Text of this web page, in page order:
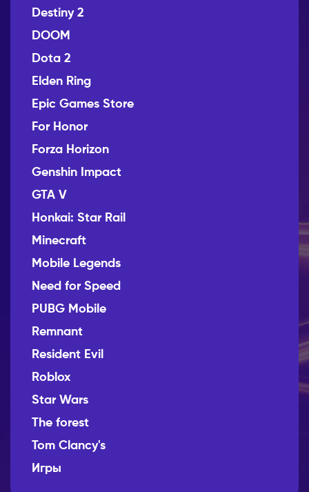
Destiny 2
DOOM
Dota 2
Elden Ring
Epic Games Store
For Honor
Forza Horizon
Genshin Impact
GTA V
Honkai: Star Rail
Minecraft
Mobile Legends
Need for Speed
PUBG Mobile
Remnant
Resident Evil
Roblox
Star Wars
The forest
Tom Clancy's
Игры